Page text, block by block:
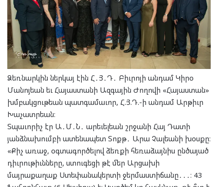
Ձեռնարկին ներկայ էին Հ․Յ․Դ․ Բիւրոյի անդամ Կիրօ
Մանոյեան եւ Հայաստանի Ազգային Ժողովի «Հայաստան»
խմբակցութեան պատգամաւոր, Հ.Յ.Դ.-ի անդամ Արթիւր
Խաչատրեան։
Տպաւորիչ էր Ա․Մ․Ն․ արեւելեան շրջանի Հայ Դատի
յանձնախումբի ատենապետ Տոքթ․ Արա Չալեանի խօսքը։
«Քիչ առաջ, օգտագործելով ձեռքի հեռաձայնիս ընծայած
դիւրութիւնները, ստուգեցի թէ մեր Արցախի
մայրաքաղաք Ստեփանակերտի ջերմաստիճանը․․․։ 43